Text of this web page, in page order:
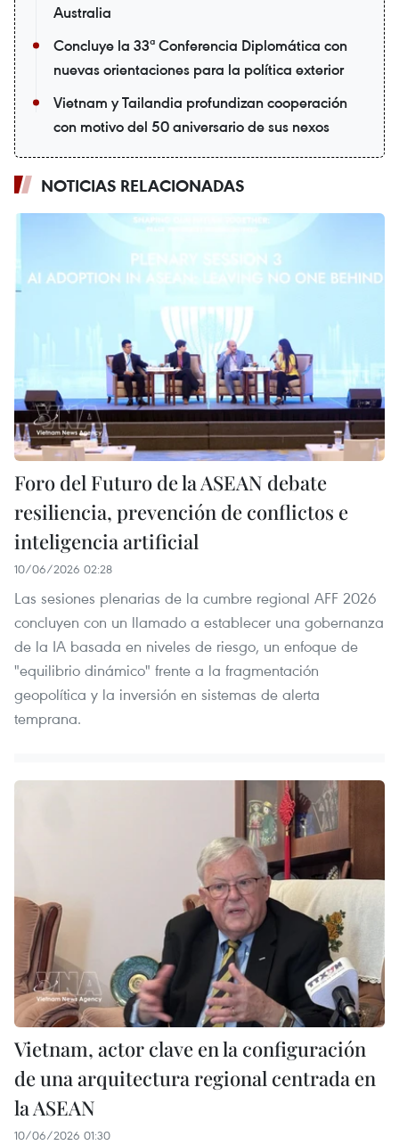
Australia
Concluye la 33ª Conferencia Diplomática con
nuevas orientaciones para la política exterior
Vietnam y Tailandia profundizan cooperación
con motivo del 50 aniversario de sus nexos
NOTICIAS RELACIONADAS
Foro del Futuro de la ASEAN debate
resiliencia, prevención de conflictos e
inteligencia artificial
10/06/2026 02:28
Las sesiones plenarias de la cumbre regional AFF 2026
concluyen con un llamado a establecer una gobernanza
de la IA basada en niveles de riesgo, un enfoque de
"equilibrio dinámico" frente a la fragmentación
geopolítica y la inversión en sistemas de alerta
temprana.
Vietnam, actor clave en la configuración
de una arquitectura regional centrada en
la ASEAN
10/06/2026 01:30